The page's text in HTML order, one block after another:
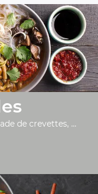
de crevettes, ...